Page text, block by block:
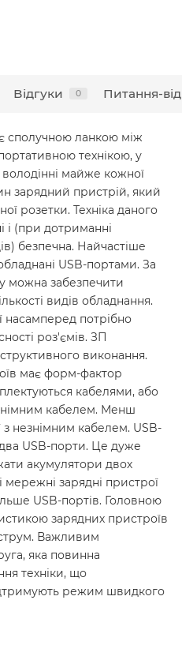
Відгуки 0 Питання-
сполучною ланкою між
технікою, у
майже кожної
пристрій, який
розетки. Техніка даного
і (при дотриманні
безпечна. Найчастіше
USB-портами. За
можна забезпечити
видів обладнання.
насамперед потрібно
роз'ємів. ЗП
виконання.
має форм-фактор
кабелями, або
кабелем. Менш
незнімним кабелем. USB-
USB-порти. Це дуже
акумулятори двох
мережні зарядні пристрої
USB-портів. Головною
зарядних пристроїв
Важливим
яка повинна
техніки, що
режим швидкого